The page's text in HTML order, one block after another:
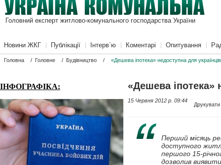
Головний експерт житлово-комунального господарства України
Новини ЖКГ Публікації Інтерв`ю Коментарі Опитування
Головна / Головне / Будівництво / «Дешева іпотека» недоступна для українців
ІНФОГРАФІКА: «Дешева іпотека»
15 Червня 2012 p. 09:44
Друкувати
Перший місяць
доступного
першого 15-
дозволив